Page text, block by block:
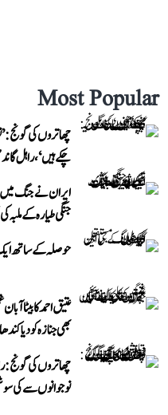
Most Popular
چھاتروں کی گونج:
چکے ہیں‘، راہل
ایران نے جنگ
جنگی طیارہ کے
حوصلہ کے ساتھ
عتیق احمد کا بیٹا
بھی جنازہ کو دیا کندھا
چھاتروں کی گونج:
نوجوانوں سے کی